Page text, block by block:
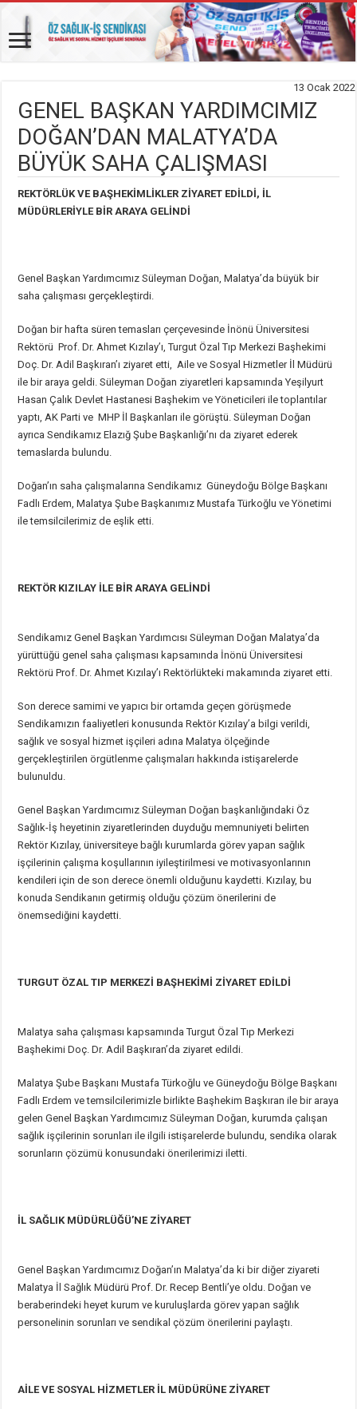
13 Ocak 2022
GENEL BAŞKAN YARDIMCIMIZ
DOĞAN’DAN MALATYA’DA
BÜYÜK SAHA ÇALIŞMASI
REKTÖRLÜK VE BAŞHEKİMLİKLER ZİYARET EDİLDİ, İL
MÜDÜRLERİYLE BİR ARAYA GELİNDİ
Genel Başkan Yardımcımız Süleyman Doğan, Malatya’da büyük bir
saha çalışması gerçekleştirdi.
Doğan bir hafta süren temasları çerçevesinde İnönü Üniversitesi
Rektörü Prof. Dr. Ahmet Kızılay’ı, Turgut Özal Tıp Merkezi Başhekimi
Doç. Dr. Adil Başkıran’ı ziyaret etti, Aile ve Sosyal Hizmetler İl Müdürü
ile bir araya geldi. Süleyman Doğan ziyaretleri kapsamında Yeşilyurt
Hasan Çalık Devlet Hastanesi Başhekim ve Yöneticileri ile toplantılar
yaptı, AK Parti ve MHP İl Başkanları ile görüştü. Süleyman Doğan
ayrıca Sendikamız Elazığ Şube Başkanlığı’nı da ziyaret ederek
temaslarda bulundu.
Doğan’ın saha çalışmalarına Sendikamız Güneydoğu Bölge Başkanı
Fadlı Erdem, Malatya Şube Başkanımız Mustafa Türkoğlu ve Yönetimi
ile temsilcilerimiz de eşlik etti.
REKTÖR KIZILAY İLE BİR ARAYA GELİNDİ
Sendikamız Genel Başkan Yardımcısı Süleyman Doğan Malatya’da
yürüttüğü genel saha çalışması kapsamında İnönü Üniversitesi
Rektörü Prof. Dr. Ahmet Kızılay’ı Rektörlükteki makamında ziyaret etti.
Son derece samimi ve yapıcı bir ortamda geçen görüşmede
Sendikamızın faaliyetleri konusunda Rektör Kızılay’a bilgi verildi,
sağlık ve sosyal hizmet işçileri adına Malatya ölçeğinde
gerçekleştirilen örgütlenme çalışmaları hakkında istişarelerde
bulunuldu.
Genel Başkan Yardımcımız Süleyman Doğan başkanlığındaki Öz
Sağlık-İş heyetinin ziyaretlerinden duyduğu memnuniyeti belirten
Rektör Kızılay, üniversiteye bağlı kurumlarda görev yapan sağlık
işçilerinin çalışma koşullarının iyileştirilmesi ve motivasyonlarının
kendileri için de son derece önemli olduğunu kaydetti. Kızılay, bu
konuda Sendikanın getirmiş olduğu çözüm önerilerini de
önemsediğini kaydetti.
TURGUT ÖZAL TIP MERKEZİ BAŞHEKİMİ ZİYARET EDİLDİ
Malatya saha çalışması kapsamında Turgut Özal Tıp Merkezi
Başhekimi Doç. Dr. Adil Başkıran’da ziyaret edildi.
Malatya Şube Başkanı Mustafa Türkoğlu ve Güneydoğu Bölge Başkanı
Fadlı Erdem ve temsilcilerimizle birlikte Başhekim Başkıran ile bir araya
gelen Genel Başkan Yardımcımız Süleyman Doğan, kurumda çalışan
sağlık işçilerinin sorunları ile ilgili istişarelerde bulundu, sendika olarak
sorunların çözümü konusundaki önerilerimizi iletti.
İL SAĞLIK MÜDÜRLÜĞÜ’NE ZİYARET
Genel Başkan Yardımcımız Doğan’ın Malatya’da ki bir diğer ziyareti
Malatya İl Sağlık Müdürü Prof. Dr. Recep Bentli’ye oldu. Doğan ve
beraberindeki heyet kurum ve kuruluşlarda görev yapan sağlık
personelinin sorunları ve sendikal çözüm önerilerini paylaştı.
AİLE VE SOSYAL HİZMETLER İL MÜDÜRÜNE ZİYARET